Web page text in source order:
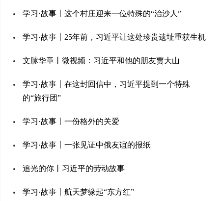
学习·故事丨这个村庄迎来一位特殊的“治沙人”
学习·故事丨25年前，习近平让这处珍贵遗址重获生机
文脉华章丨微视频：习近平和他的朋友贾大山
学习·故事丨在这封回信中，习近平提到一个特殊
的“旅行团”
学习·故事丨一份格外的关爱
学习·故事丨一张见证中俄友谊的报纸
追光的你丨习近平的劳动故事
学习·故事丨航天梦缘起“东方红”